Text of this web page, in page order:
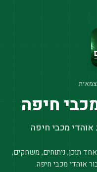
חיפה
מכבי חיפה
תוכן, ניתוחים, משחקים,
אוהדי מכבי חיפה.